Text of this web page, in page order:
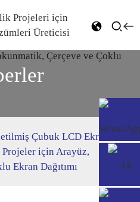
Çubuk LCD Ekran
için Arayüz,
Ekran Dağıtımı